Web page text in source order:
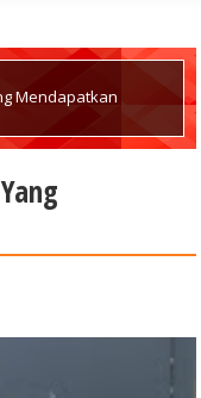
Mendapatkan
BERLAKU DAN